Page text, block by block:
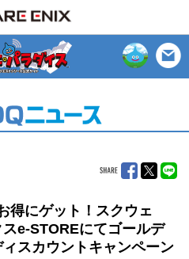
得にゲット！スクウェ
e-STOREにてゴールデ
スカウントキャンペーン